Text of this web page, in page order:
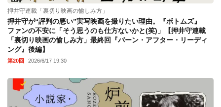
押井守連載「裏切り映画の愉しみ方」
押井守が“評判の悪い”実写映画を撮りたい理由。『ボトムズ』
ファンの不安に「そう思うのも仕方ないかと(笑)」【押井守連載
「裏切り映画の愉しみ方」最終回『バーン・アフター・リーディ
ング』後編】
第20回 2026/6/17 19:30